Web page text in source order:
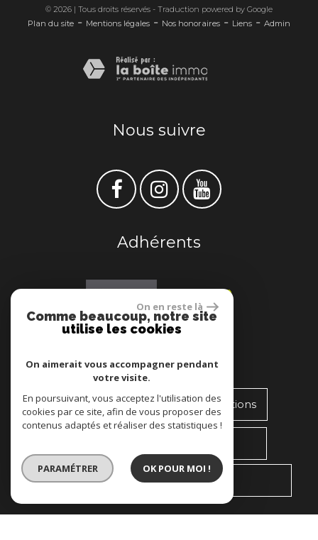
© 2026 | Tous droits réservés - Traduction powered by Google
Plan du site - Mentions légales - Nos honoraires - Liens - Admin
Nous suivre
Adhérents
Se connecter
espace propriétaire transactions
espace gestion locative
On en reste là
Comme beaucoup, notre site
utilise les cookies
On aimerait vous accompagner pendant
votre visite.
En poursuivant, vous acceptez l'utilisation des
cookies par ce site, afin de vous proposer des
contenus adaptés et réaliser des statistiques !
PARAMÉTRER OK POUR MOI !